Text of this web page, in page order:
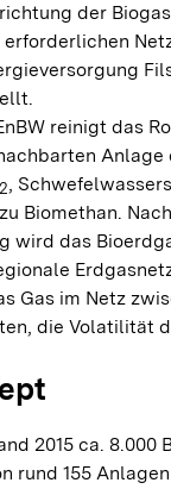
der
reinigt das
2,
Biomethan.
wird das
Gas im Netz
die Volatilität
2015 ca. 8.000
rund 155